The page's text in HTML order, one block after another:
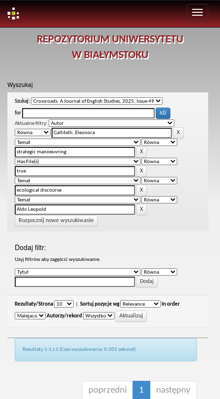
REPOZYTORIUM UNIWERSYTETU
W BIAŁYMSTOKU
Wyszukaj
Szukaj:
for
Aktualne filtry:
Rozpocznij nowe wyszukiwanie
Dodaj filtr:
Uzyj filtrów aby zagęścić wyszukiwanie.
Rezultaty/Strona Sortuj pozycje wg In order
Autorzy/rekord
Rezultaty 1-1 z 1 (Czas wyszukiwania: 0.001 sekund).
poprzedni 1 następny